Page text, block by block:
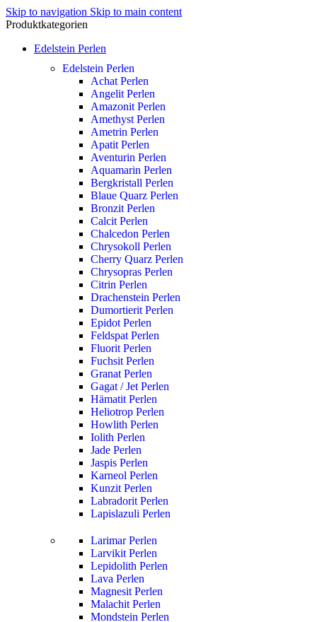
Skip to navigation Skip to main content
Produktkategorien
Edelstein Perlen
Edelstein Perlen
Achat Perlen
Angelit Perlen
Amazonit Perlen
Amethyst Perlen
Ametrin Perlen
Apatit Perlen
Aventurin Perlen
Aquamarin Perlen
Bergkristall Perlen
Blaue Quarz Perlen
Bronzit Perlen
Calcit Perlen
Chalcedon Perlen
Chrysokoll Perlen
Cherry Quarz Perlen
Chrysopras Perlen
Citrin Perlen
Drachenstein Perlen
Dumortierit Perlen
Epidot Perlen
Feldspat Perlen
Fluorit Perlen
Fuchsit Perlen
Granat Perlen
Gagat / Jet Perlen
Hämatit Perlen
Heliotrop Perlen
Howlith Perlen
Iolith Perlen
Jade Perlen
Jaspis Perlen
Karneol Perlen
Kunzit Perlen
Labradorit Perlen
Lapislazuli Perlen
Larimar Perlen
Larvikit Perlen
Lepidolith Perlen
Lava Perlen
Magnesit Perlen
Malachit Perlen
Mondstein Perlen